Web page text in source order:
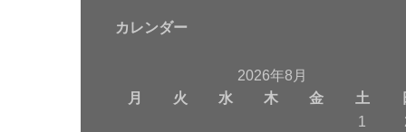
カレンダー
2026年8月
月
火 水 木 金 土
1